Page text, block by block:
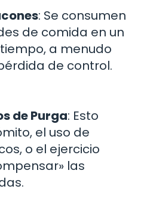
: Se consumen
de comida en un
a menudo
de control.
de Purga: Esto
el uso de
o el ejercicio
las